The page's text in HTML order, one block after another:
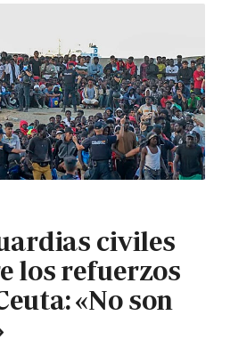
civiles
los refuerzos
«No son